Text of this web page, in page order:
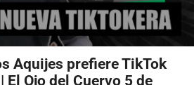
Aquijes prefiere TikTok
El Ojo del Cuervo 5 de